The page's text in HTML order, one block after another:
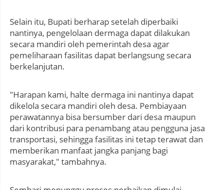
Selain itu, Bupati berharap setelah diperbaiki
nantinya, pengelolaan dermaga dapat dilakukan
secara mandiri oleh pemerintah desa agar
pemeliharaan fasilitas dapat berlangsung secara
berkelanjutan.
"Harapan kami, halte dermaga ini nantinya dapat
dikelola secara mandiri oleh desa. Pembiayaan
perawatannya bisa bersumber dari desa maupun
dari kontribusi para penambang atau pengguna jasa
transportasi, sehingga fasilitas ini tetap terawat dan
memberikan manfaat jangka panjang bagi
masyarakat," tambahnya.